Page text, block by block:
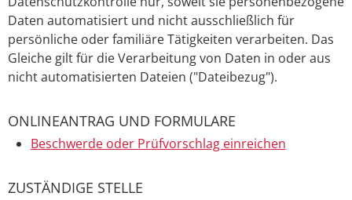
Daten automatisiert und nicht ausschließlich für
persönliche oder familiäre Tätigkeiten verarbeiten. Das
Gleiche gilt für die Verarbeitung von Daten in oder aus
nicht automatisierten Dateien ("Dateibezug").
ONLINEANTRAG UND FORMULARE
Beschwerde oder Prüfvorschlag einreichen
ZUSTÄNDIGE STELLE